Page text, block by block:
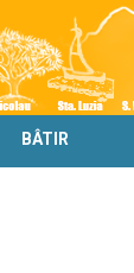
BÂTIR